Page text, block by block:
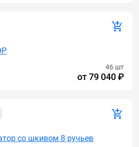
46 шт
от79 040 ₽
cо шкивом 8 ручьев